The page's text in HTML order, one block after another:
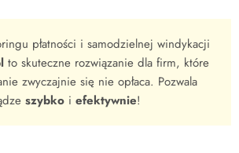
płatności i samodzielnej windykacji
to skuteczne rozwiązanie dla firm, które
zwyczajnie się nie opłaca. Pozwala
szybko i efektywnie!